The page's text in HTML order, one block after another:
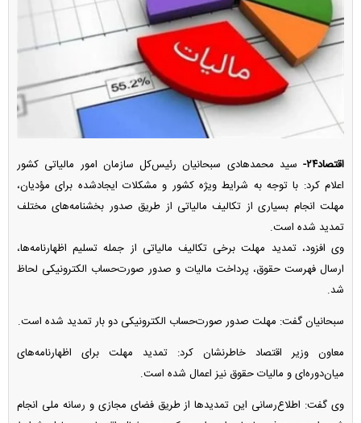
اقتصاد۲۴-
سید محمدهادی سبحانیان رئیس‌کل سازمان امور مالیاتی کشور
اعلام کرد: با توجه به شرایط ویژه کشور و مشکلات ایجادشده برای مؤدیان،
مهلت انجام بسیاری از تکالیف مالیاتی از طریق صدور بخشنامه‌های مختلف
تمدید شده است.
وی افزود، تمدید مهلت برخی تکالیف مالیاتی از جمله تسلیم اظهارنامه‌ها،
ارسال فهرست حقوق، پرداخت مالیات و صدور صورت‌حساب الکترونیکی لحاظ
شد.
سبحانیان گفت: مهلت صدور صورت‌حساب الکترونیکی دو بار تمدید شده است.
معاون وزیر اقتصاد خاطرنشان کرد: تمدید مهلت برای اظهارنامه‌های
میان‌دوره‌ای و مالیات حقوق نیز اعمال شده است.
وی گفت: اطلاع‌رسانی این تمدید‌ها از طریق فضای مجازی و رسانه ملی انجام